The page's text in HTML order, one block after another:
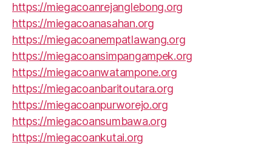
https://miegacoanrejanglebong.org
https://miegacoanasahan.org
https://miegacoanempatlawang.org
https://miegacoansimpangampek.org
https://miegacoanwatampone.org
https://miegacoanbaritoutara.org
https://miegacoanpurworejo.org
https://miegacoansumbawa.org
https://miegacoankutai.org